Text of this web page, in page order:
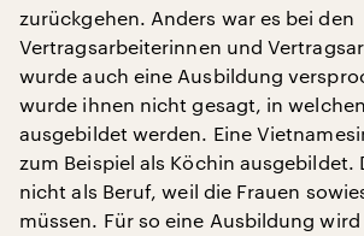
zurückgehen. Anders war es bei den
Vertragsarbeiterinnen und
wurde auch eine Ausbildung
wurde ihnen nicht gesagt, in
ausgebildet werden. Eine
zum Beispiel als Köchin ausgebildet.
nicht als Beruf, weil die Frauen
müssen. Für so eine Ausbildung